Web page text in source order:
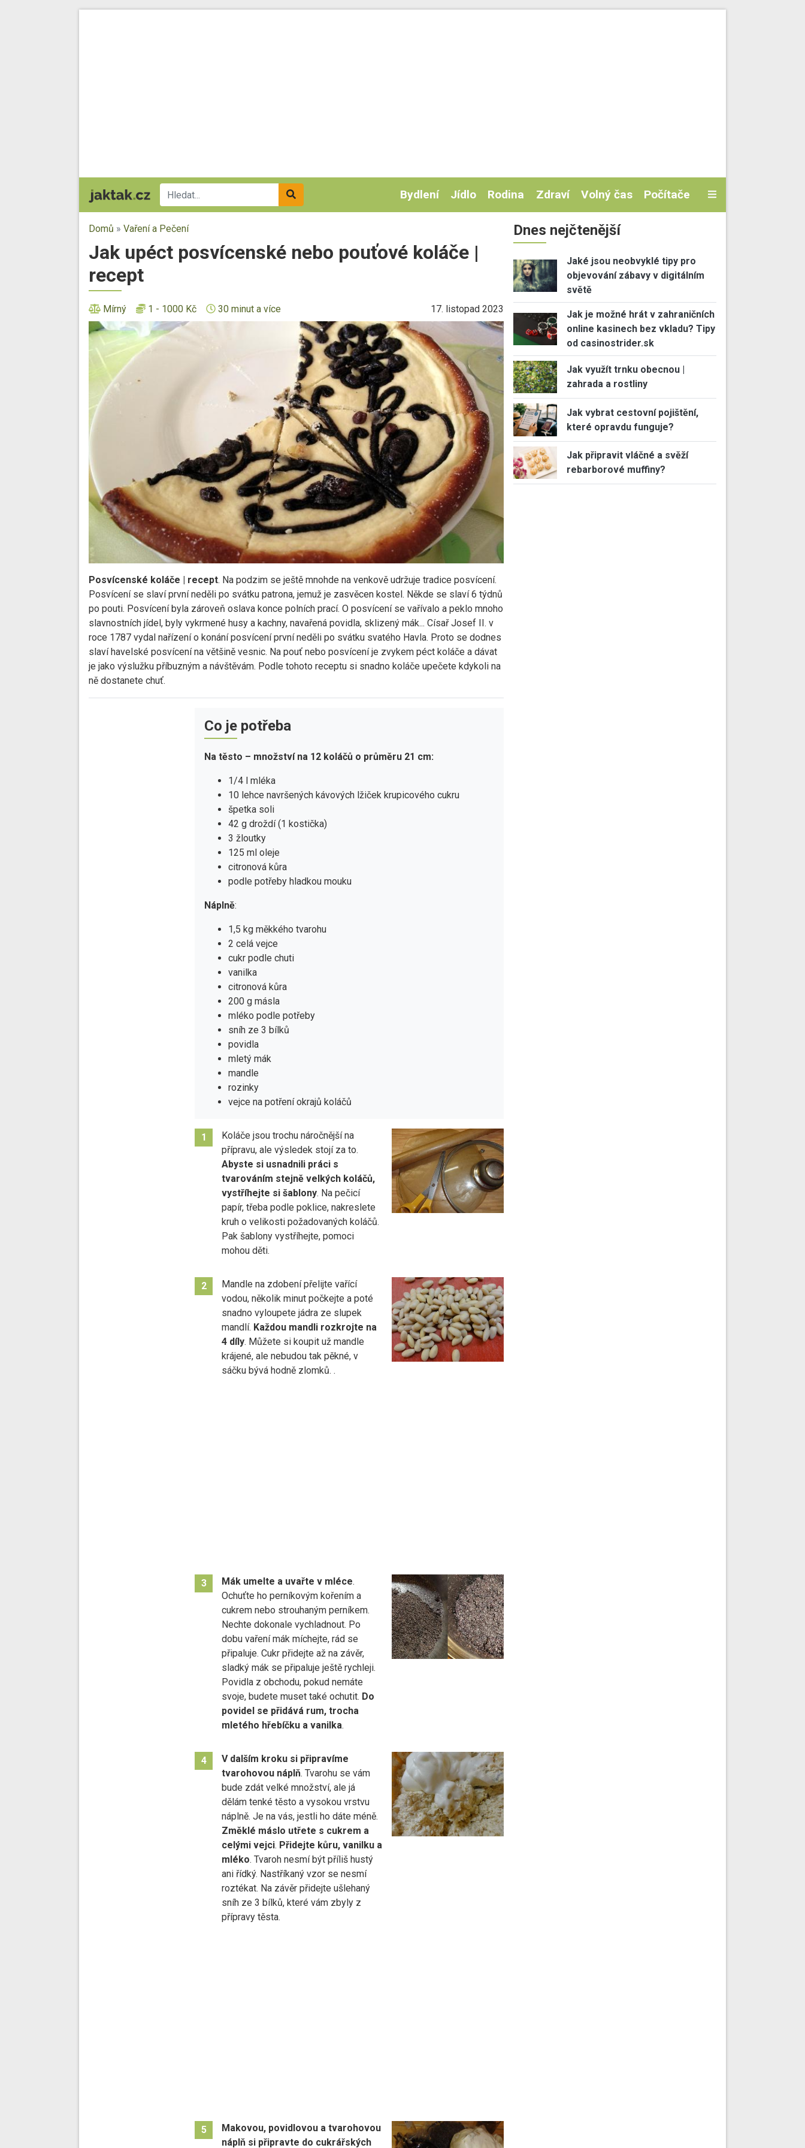
Bydlení Jídlo Rodina Zdraví Volný čas Počítače
Domů » Vaření a Pečení
Jak upéct posvícenské nebo pouťové koláče |
recept
Mírný 1 - 1000 Kč 30 minut a více 17. listopad 2023
Posvícenské koláče | recept. Na podzim se ještě mnohde na venkově udržuje tradice posvícení.
Posvícení se slaví první neděli po svátku patrona, jemuž je zasvěcen kostel. Někde se slaví 6 týdnů
po pouti. Posvícení byla zároveň oslava konce polních prací. O posvícení se vařívalo a peklo mnoho
slavnostních jídel, byly vykrmené husy a kachny, navařená povidla, sklizený mák... Císař Josef II. v
roce 1787 vydal nařízení o konání posvícení první neděli po svátku svatého Havla. Proto se dodnes
slaví havelské posvícení na většině vesnic. Na pouť nebo posvícení je zvykem péct koláče a dávat
je jako výslužku příbuzným a návštěvám. Podle tohoto receptu si snadno koláče upečete kdykoli na
ně dostanete chuť.
Co je potřeba
Na těsto – množství na 12 koláčů o průměru 21 cm:
1/4 l mléka
10 lehce navršených kávových lžiček krupicového cukru
špetka soli
42 g droždí (1 kostička)
3 žloutky
125 ml oleje
citronová kůra
podle potřeby hladkou mouku
Náplně:
1,5 kg měkkého tvarohu
2 celá vejce
cukr podle chuti
vanilka
citronová kůra
200 g másla
mléko podle potřeby
sníh ze 3 bílků
povidla
mletý mák
mandle
rozinky
vejce na potření okrajů koláčů
1
Koláče jsou trochu náročnější na
přípravu, ale výsledek stojí za to.
Abyste si usnadnili práci s
tvarováním stejně velkých koláčů,
vystříhejte si šablony. Na pečicí
papír, třeba podle poklice, nakreslete
kruh o velikosti požadovaných koláčů.
Pak šablony vystříhejte, pomoci
mohou děti.
2
Mandle na zdobení přelijte vařící
vodou, několik minut počkejte a poté
snadno vyloupete jádra ze slupek
mandlí. Každou mandli rozkrojte na
4 díly. Můžete si koupit už mandle
krájené, ale nebudou tak pěkné, v
sáčku bývá hodně zlomků. .
3 Mák umelte a uvařte v mléce.
Ochuťte ho perníkovým kořením a
cukrem nebo strouhaným perníkem.
Nechte dokonale vychladnout. Po
dobu vaření mák míchejte, rád se
připaluje. Cukr přidejte až na závěr,
sladký mák se připaluje ještě rychleji.
Povidla z obchodu, pokud nemáte
svoje, budete muset také ochutit. Do
povidel se přidává rum, trocha
mletého hřebíčku a vanilka.
4
V dalším kroku si připravíme
tvarohovou náplň. Tvarohu se vám
bude zdát velké množství, ale já
dělám tenké těsto a vysokou vrstvu
náplně. Je na vás, jestli ho dáte méně.
Změklé máslo utřete s cukrem a
celými vejci. Přidejte kůru, vanilku a
mléko. Tvaroh nesmí být příliš hustý
ani řídký. Nastříkaný vzor se nesmí
roztékat. Na závěr přidejte ušlehaný
sníh ze 3 bílků, které vám zbyly z
přípravy těsta.
5
Makovou, povidlovou a tvarohovou
náplň si připravte do cukrářských
Dnes nejčtenější
Jaké jsou neobvyklé tipy pro
objevování zábavy v digitálním
světě
Jak je možné hrát v zahraničních
online kasinech bez vkladu? Tipy
od casinostrider.sk
Jak využít trnku obecnou |
zahrada a rostliny
Jak vybrat cestovní pojištění,
které opravdu funguje?
Jak připravit vláčné a svěží
rebarborové muffiny?